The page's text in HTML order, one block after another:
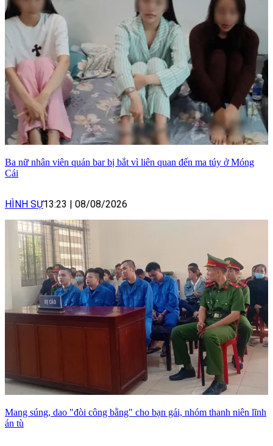
Ba nữ nhân viên quán bar bị bắt vì liên quan đến ma túy ở Móng
Cái
HÌNH SỰ13:23 08/08/2026
Mang súng, dao "đòi công bằng" cho bạn gái, nhóm thanh niên lĩnh
án tù